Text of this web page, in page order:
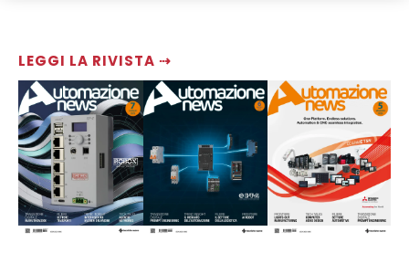
LEGGI LA RIVISTA ⇢